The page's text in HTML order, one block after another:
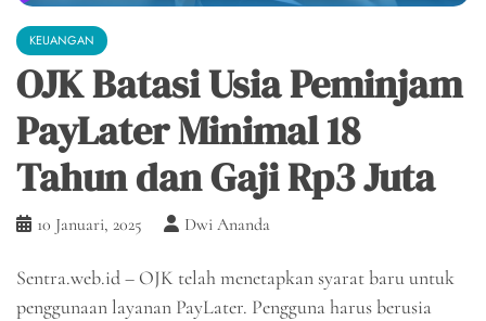
KEUANGAN
OJK Batasi Usia Peminjam
PayLater Minimal 18
Tahun dan Gaji Rp3 Juta
10 Januari, 2025 Dwi Ananda
Sentra.web.id – OJK telah menetapkan syarat baru untuk
penggunaan layanan PayLater. Pengguna harus berusia